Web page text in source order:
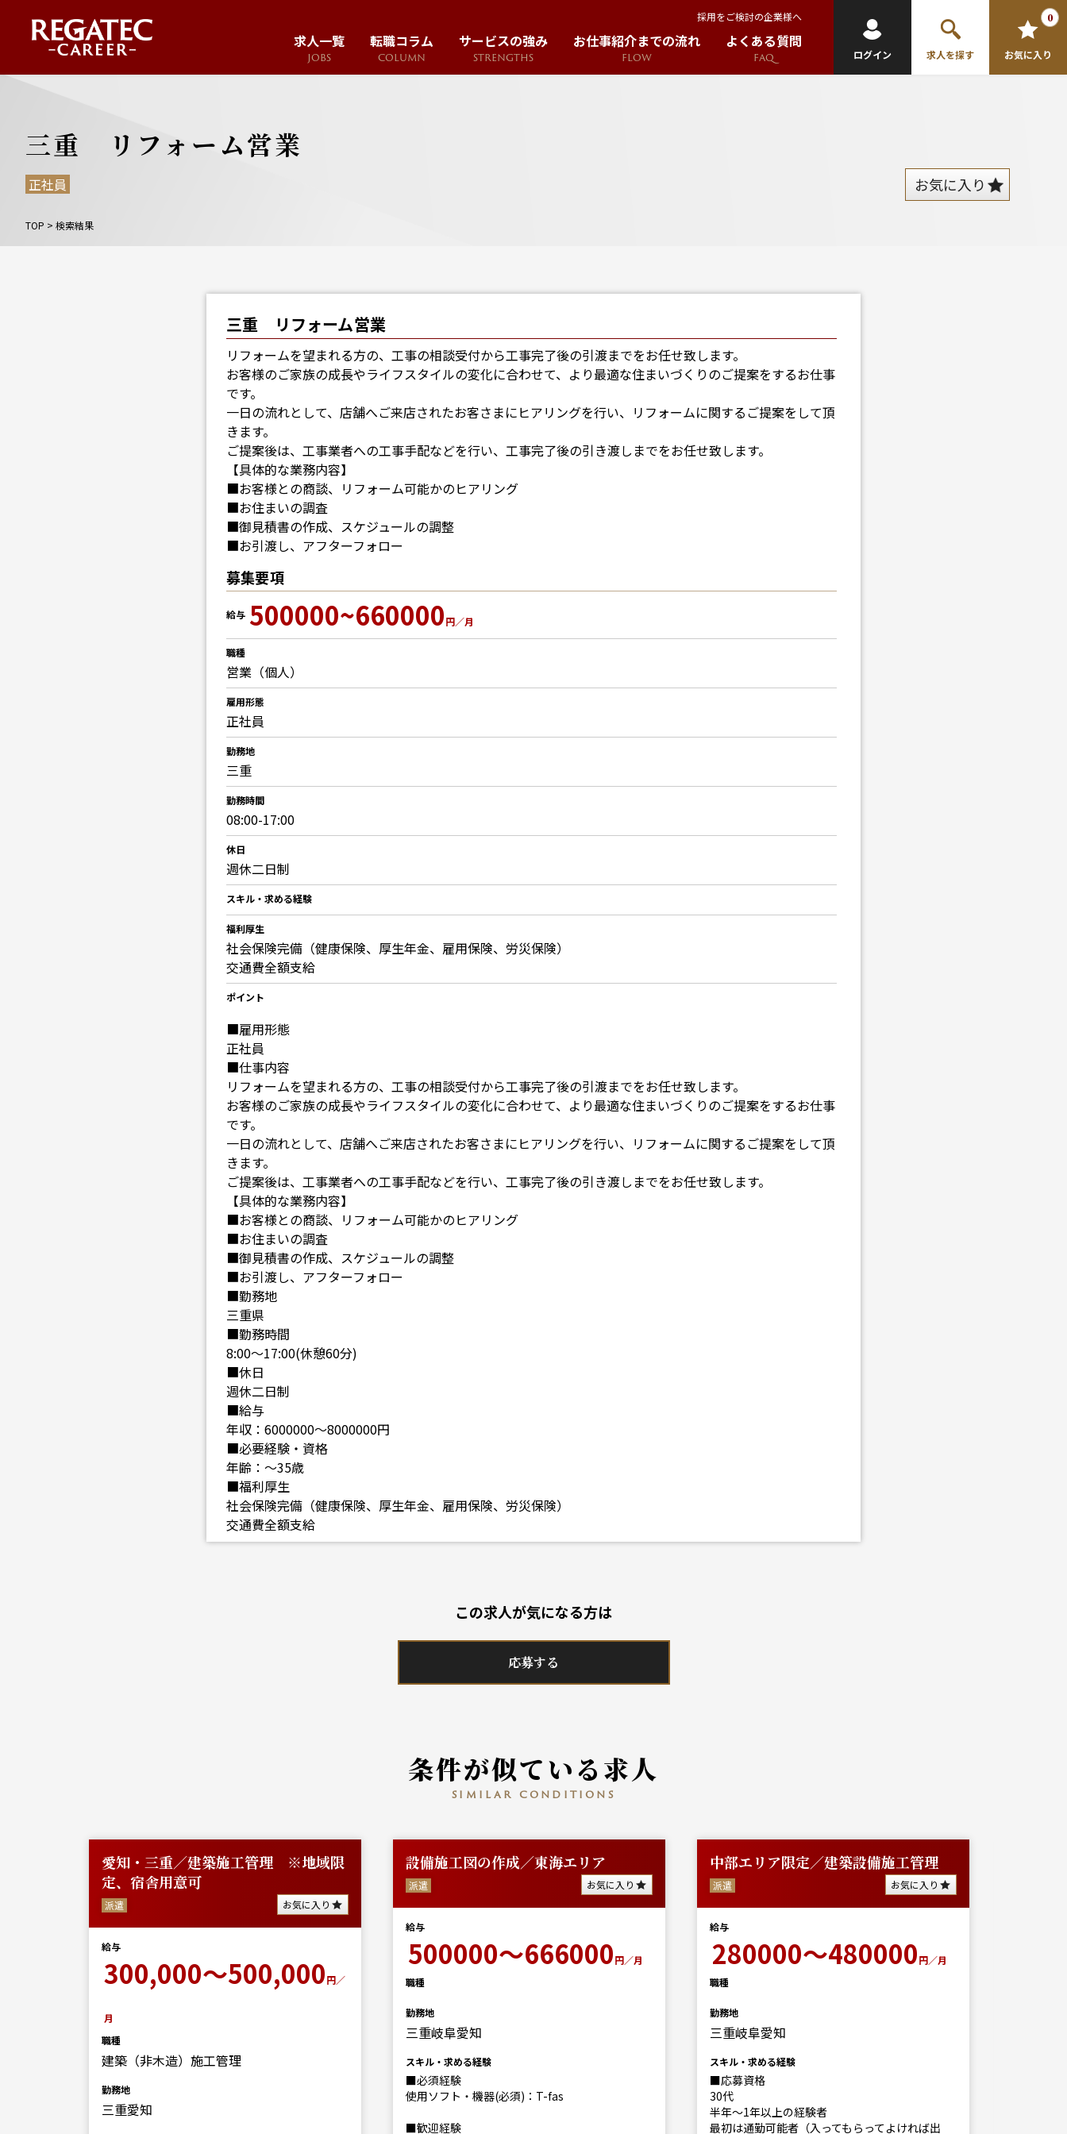
採用をご検討の企業様へ
求人一覧
JOBS
転職コラム
COLUMN
サービスの強み
STRENGTHS
お仕事紹介までの流れ
FLOW
よくある質問
FAQ ログイン 求人を探す お気に入り
0
三重 リフォーム営業
正社員 お気に入り
TOP > 検索結果
三重 リフォーム営業
リフォームを望まれる方の、工事の相談受付から工事完了後の引渡までをお任せ致します。
お客様のご家族の成長やライフスタイルの変化に合わせて、より最適な住まいづくりのご提案をするお仕事
です。
一日の流れとして、店舗へご来店されたお客さまにヒアリングを行い、リフォームに関するご提案をして頂
きます。
ご提案後は、工事業者への工事手配などを行い、工事完了後の引き渡しまでをお任せ致します。
【具体的な業務内容】
■お客様との商談、リフォーム可能かのヒアリング
■お住まいの調査
■御見積書の作成、スケジュールの調整
■お引渡し、アフターフォロー
募集要項
給与 500000~660000円／月
職種
営業（個人）
雇用形態
正社員
勤務地
三重
勤務時間
08:00-17:00
休日
週休二日制
スキル・求める経験
福利厚生
社会保険完備（健康保険、厚生年金、雇用保険、労災保険）
交通費全額支給
ポイント
■雇用形態
正社員
■仕事内容
リフォームを望まれる方の、工事の相談受付から工事完了後の引渡までをお任せ致します。
お客様のご家族の成長やライフスタイルの変化に合わせて、より最適な住まいづくりのご提案をするお仕事
です。
一日の流れとして、店舗へご来店されたお客さまにヒアリングを行い、リフォームに関するご提案をして頂
きます。
ご提案後は、工事業者への工事手配などを行い、工事完了後の引き渡しまでをお任せ致します。
【具体的な業務内容】
■お客様との商談、リフォーム可能かのヒアリング
■お住まいの調査
■御見積書の作成、スケジュールの調整
■お引渡し、アフターフォロー
■勤務地
三重県
■勤務時間
8:00～17:00(休憩60分)
■休日
週休二日制
■給与
年収：6000000～8000000円
■必要経験・資格
年齢：～35歳
■福利厚生
社会保険完備（健康保険、厚生年金、雇用保険、労災保険）
交通費全額支給
この求人が気になる方は
応募する
条件が似ている求人
similar conditions
愛知・三重／建築施工管理 ※地域限
定、宿舎用意可
派遣 お気に入り
給与
300,000～500,000円／
月
職種
建築（非木造）施工管理
勤務地
三重愛知
設備施工図の作成／東海エリア
派遣 お気に入り
給与
500000～666000円／月
職種
勤務地
三重岐阜愛知
スキル・求める経験
■必須経験
使用ソフト・機器(必須)：T-fas
■歓迎経験
中部エリア限定／建築設備施工管理
派遣 お気に入り
給与
280000～480000円／月
職種
勤務地
三重岐阜愛知
スキル・求める経験
■応募資格
30代
半年～1年以上の経験者
最初は通勤可能者（入ってもらってよければ出